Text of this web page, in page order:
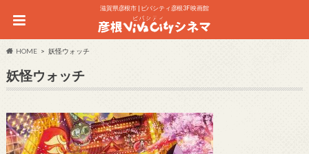
滋賀県彦根市 | ビバシティ彦根3F 映画館
HOME 妖怪ウォッチ
妖怪ウォッチ